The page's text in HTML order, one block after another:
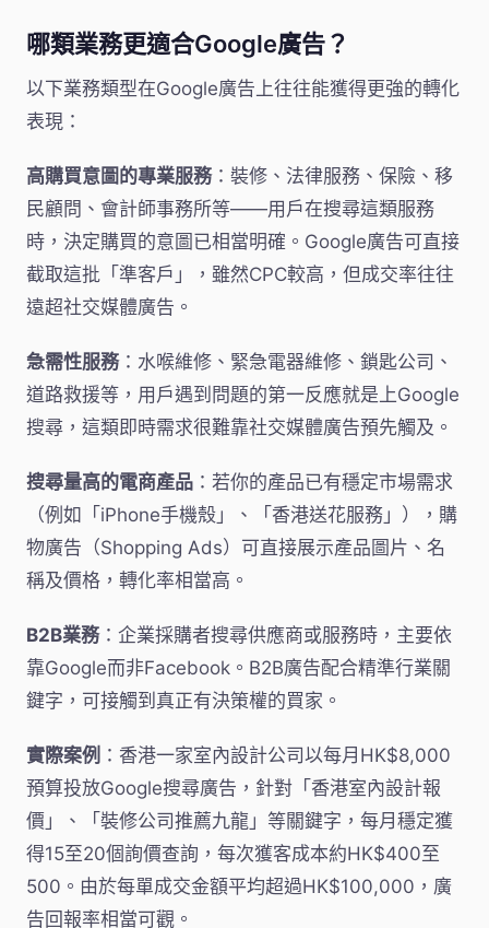
哪類業務更適合Google廣告？
以下業務類型在Google廣告上往往能獲得更強的轉化
表現：
高購買意圖的專業服務：裝修、法律服務、保險、移
民顧問、會計師事務所等——用戶在搜尋這類服務
時，決定購買的意圖已相當明確。Google廣告可直接
截取這批「準客戶」，雖然CPC較高，但成交率往往
遠超社交媒體廣告。
急需性服務：水喉維修、緊急電器維修、鎖匙公司、
道路救援等，用戶遇到問題的第一反應就是上Google
搜尋，這類即時需求很難靠社交媒體廣告預先觸及。
搜尋量高的電商產品 ：若你的產品已有穩定市場需求
（例如「iPhone手機殼」、「香港送花服務」），購
物廣告（Shopping Ads）可直接展示產品圖片、名
稱及價格，轉化率相當高。
B2B業務：企業採購者搜尋供應商或服務時，主要依
靠Google而非Facebook。B2B廣告配合精準行業關
鍵字，可接觸到真正有決策權的買家。
實際案例 ：香港一家室內設計公司以每月HK$8,000
預算投放Google搜尋廣告，針對「香港室內設計報
價」、「裝修公司推薦九龍」等關鍵字，每月穩定獲
得15至20個詢價查詢，每次獲客成本約HK$400至
500。由於每單成交金額平均超過HK$100,000，廣
告回報率相當可觀。